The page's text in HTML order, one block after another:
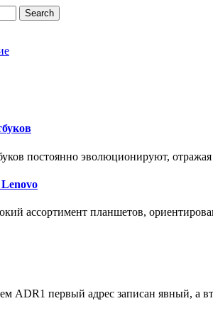
постоянно эволюционируют,
ассортимент планшетов,
ADR1 первый адрес записан явный, а